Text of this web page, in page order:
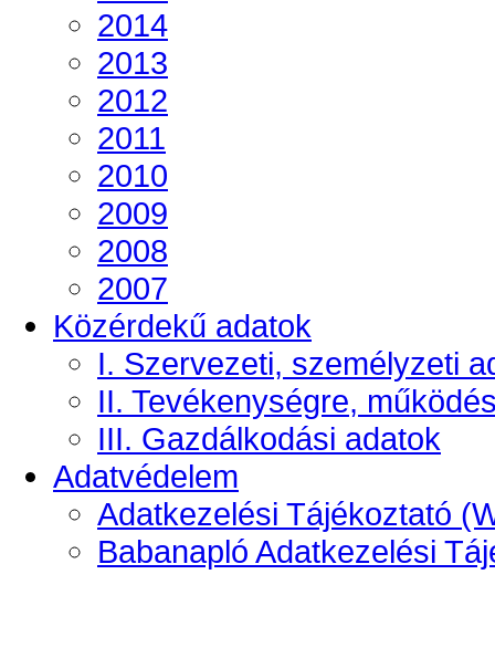
2014
2013
2012
2011
2010
2009
2008
2007
Közérdekű adatok
I. Szervezeti, személyzeti
II. Tevékenységre,
III. Gazdálkodási adatok
Adatvédelem
Adatkezelési Tájékoztató
Babanapló Adatkezelési